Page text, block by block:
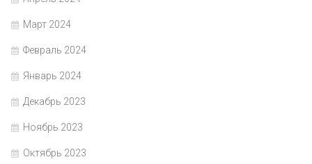
Март 2024
Февраль 2024
Январь 2024
Декабрь 2023
Ноябрь 2023
Октябрь 2023